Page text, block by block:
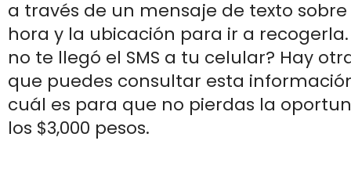
a través de un mensaje de texto
hora y la ubicación para ir a
no te llegó el SMS a tu celular? Hay
que puedes consultar esta
cuál es para que no pierdas la
los $3,000 pesos.